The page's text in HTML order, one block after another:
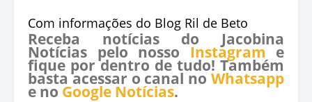
Com informações do Blog Ril de Beto
Receba notícias do Jacobina
Notícias pelo nosso Instagram e
fique por dentro de tudo! Também
basta acessar o canal no Whatsapp
e no Google Notícias.